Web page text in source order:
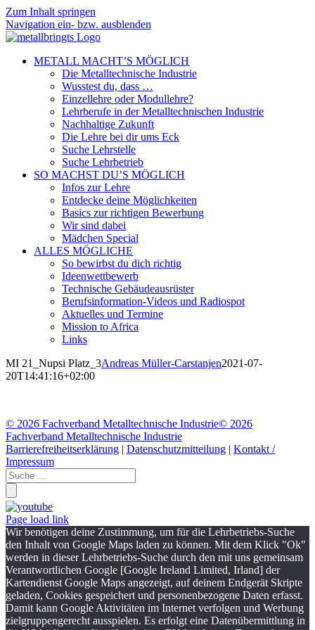
Zum Inhalt springen
Navigation ein- bzw. ausblenden
METALL MACHT’S MÖGLICH
Die Metalltechnische Industrie
Wusstest du, dass …
Einzellehre oder Modullehre?
Lehrberufe in der Metalltechnischen Industrie
Nachhaltige Zukunft
Die Lehre bei dir ums Eck
Suche Lehrstelle
Suche Lehrbetrieb
SO MACHST DU’S MÖGLICH
Infos zur Lehre
Entdecke deine Möglichkeiten
Basics zur richtigen Bewerbung
Wir sind dabei
Mädchen Special
ALLES MÖGLICHE
So bewirbst du dich richtig
Ideenwettbewerb
Technische Gebäudeausrüster
Berufsinformation-Videos und Radiospot
Aktuelles und Termine
Mission to Africa
Links
MI 21_Nupsi Platz_3Andreas Müller-Carstanjen2021-07-
20T14:41:16+02:00
© 2026 Fachverband Metalltechnische Industrie© 2026
Fachverband Metalltechnische Industrie
Barrierefreiheitserklärung | Datenschutzmitteilung | Kontakt /
Impressum
Page load link
Wir benötigen deine Zustimmung, um für die Lehrbetriebs-Suche
den Inhalt von Google Maps laden zu können. Mit dem Klick "Ok"
werden in dieser Lehrbetriebs-Suche durch den mit uns gemeinsam
Verantwortlichen Google [Google Ireland Limited, Irland] der
Kartendienst Google Maps angezeigt, auf deinem Endgerät Skripte
geladen, Cookies gespeichert und personenbezogene Daten erfasst.
Damit kann Google Aktivitäten im Internet verfolgen und Werbung
zielgruppengerecht ausspielen. Es erfolgt eine Datenübermittlung in